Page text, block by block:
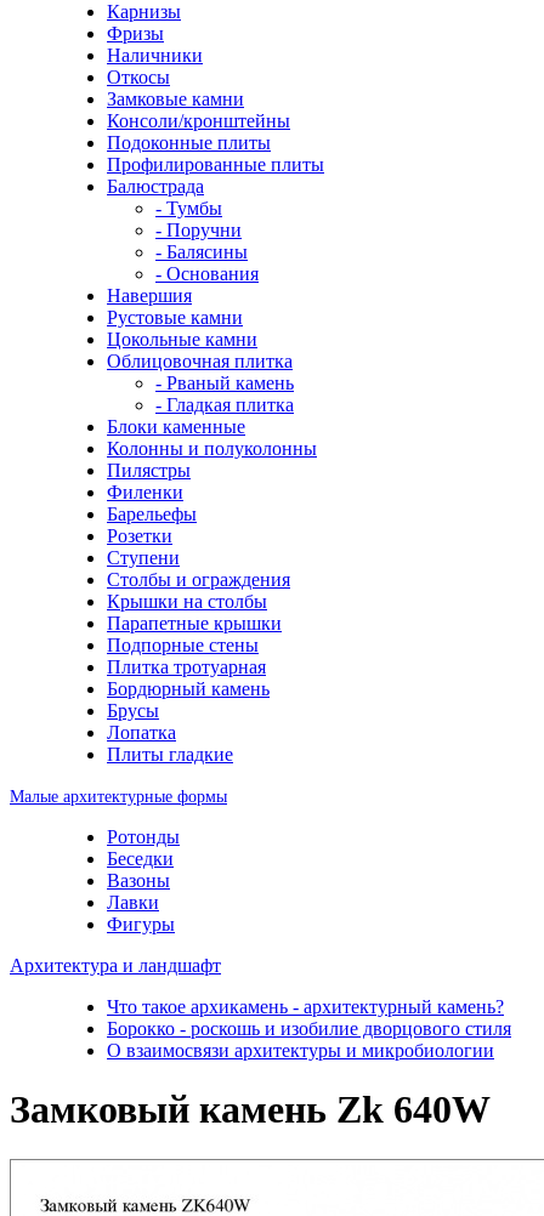
Карнизы
Фризы
Наличники
Откосы
Замковые камни
Консоли/кронштейны
Подоконные плиты
Профилированные плиты
Балюстрада
- Тумбы
- Поручни
- Балясины
- Основания
Навершия
Рустовые камни
Цокольные камни
Облицовочная плитка
- Рваный камень
- Гладкая плитка
Блоки каменные
Колонны и полуколонны
Пилястры
Филенки
Барельефы
Розетки
Ступени
Столбы и ограждения
Крышки на столбы
Парапетные крышки
Подпорные стены
Плитка тротуарная
Бордюрный камень
Брусы
Лопатка
Плиты гладкие
Малые архитектурные формы
Ротонды
Беседки
Вазоны
Лавки
Фигуры
Архитектура и ландшафт
Что такое архикамень - архитектурный камень?
Борокко - роскошь и изобилие дворцового стиля
О взаимосвязи архитектуры и микробиологии
Замковый камень Zk 640W